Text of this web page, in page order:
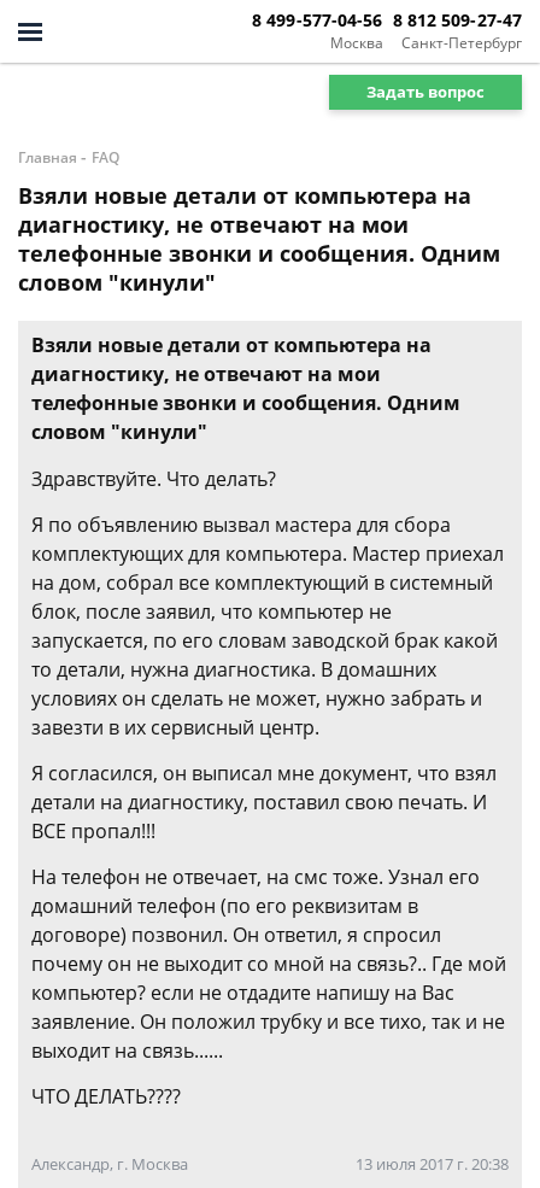
Москва
8 499-577-04-56
Санкт-Петербург
8 812 509-27-47
Задать вопрос
Главная - FAQ
Взяли новые детали от компьютера на
диагностику, не отвечают на мои
телефонные звонки и сообщения. Одним
словом "кинули"
Взяли новые детали от компьютера на
диагностику, не отвечают на мои
телефонные звонки и сообщения. Одним
словом "кинули"
Здравствуйте. Что делать?
Я по объявлению вызвал мастера для сбора
комплектующих для компьютера. Мастер приехал
на дом, собрал все комплектующий в системный
блок, после заявил, что компьютер не
запускается, по его словам заводской брак какой
то детали, нужна диагностика. В домашних
условиях он сделать не может, нужно забрать и
завезти в их сервисный центр.
Я согласился, он выписал мне документ, что взял
детали на диагностику, поставил свою печать. И
ВСЕ пропал!!!
На телефон не отвечает, на смс тоже. Узнал его
домашний телефон (по его реквизитам в
договоре) позвонил. Он ответил, я спросил
почему он не выходит со мной на связь?.. Где мой
компьютер? если не отдадите напишу на Вас
заявление. Он положил трубку и все тихо, так и не
выходит на связь......
ЧТО ДЕЛАТЬ????
Александр, г. Москва 13 июля 2017 г. 20:38